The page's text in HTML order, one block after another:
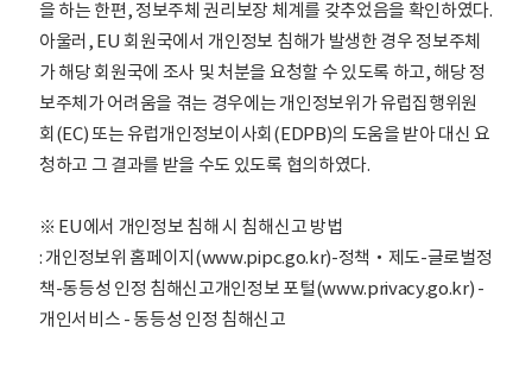
을 하는 한편, 정보주체 권리보장 체계를 갖추었음을 확인하였다.
아울러, EU 회원국에서 개인정보 침해가 발생한 경우 정보주체
가 해당 회원국에 조사 및 처분을 요청할 수 있도록 하고, 해당 정
보주체가 어려움을 겪는 경우에는 개인정보위가 유럽집행위원
회(EC) 또는 유럽개인정보이사회(EDPB)의 도움을 받아 대신 요
청하고 그 결과를 받을 수도 있도록 협의하였다.
※ EU에서 개인정보 침해 시 침해신고 방법
: 개인정보위 홈페이지(www.pipc.go.kr)-정책‧제도-글로벌정
책-동등성 인정 침해신고개인정보 포털(www.privacy.go.kr) -
개인서비스 - 동등성 인정 침해신고